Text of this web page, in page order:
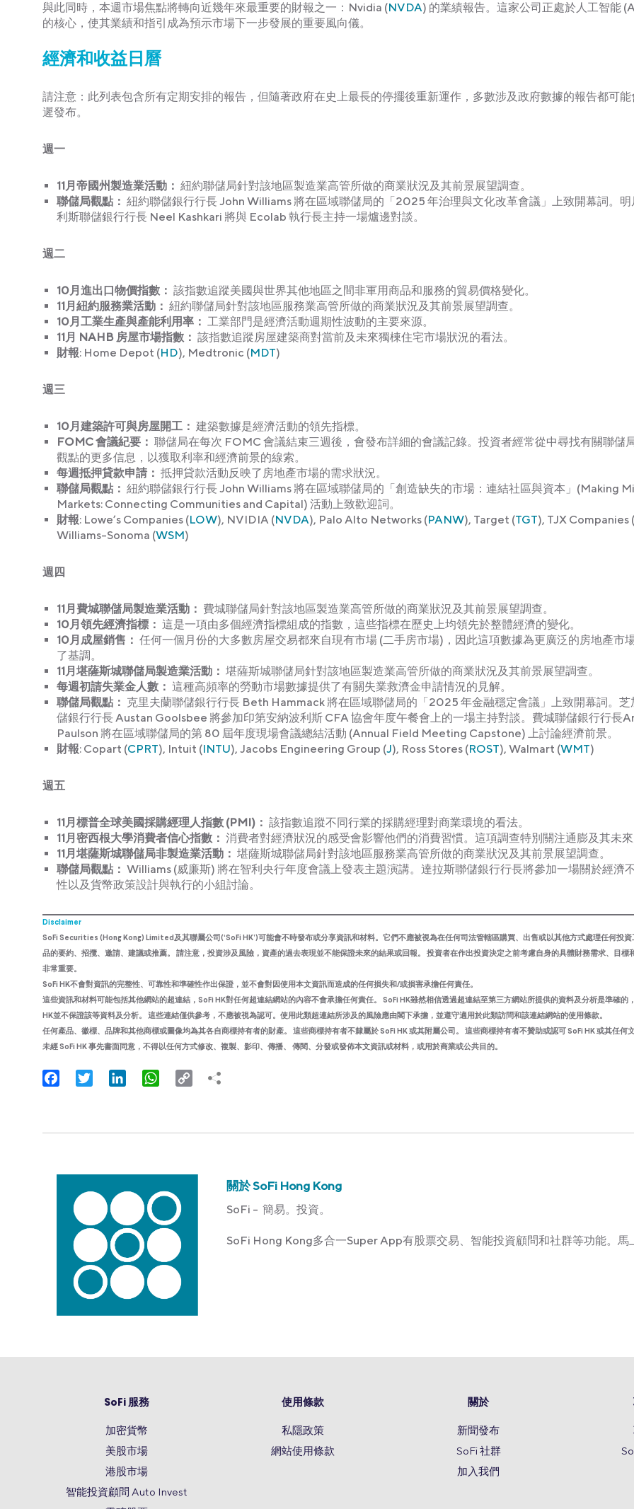
與此同時，本週市場焦點將轉向近幾年來最重要的財報之一：Nvidia (NVDA) 的業績報告。這家公司正處於人工智能
的核心，使其業績和指引成為預示市場下一步發展的重要風向儀。
經濟和收益日曆
請注意：此列表包含所有定期安排的報告，但隨著政府在史上最長的停擺後重新運作，多數涉及政府數據的報告都可能
遲發布。
週一
11月帝國州製造業活動： 紐約聯儲局針對該地區製造業高管所做的商業狀況及其前景展望調查。
聯儲局觀點 ： 紐約聯儲銀行行長 John Williams 將在區域聯儲局的「2025 年治理與文化改革會議」上致開幕詞。明
利斯聯儲銀行行長 Neel Kashkari 將與 Ecolab 執行長主持一場爐邊對談。
週二
10月進出口物價指數： 該指數追蹤美國與世界其他地區之間非軍用商品和服務的貿易價格變化。
11月紐約服務業活動： 紐約聯儲局針對該地區服務業高管所做的商業狀況及其前景展望調查。
10月工業生產與產能利用率： 工業部門是經濟活動週期性波動的主要來源。
11月 NAHB 房屋市場指數： 該指數追蹤房屋建築商對當前及未來獨棟住宅市場狀況的看法。
財報: Home Depot (HD), Medtronic (MDT)
週三
10月建築許可與房屋開工： 建築數據是經濟活動的領先指標。
FOMC 會議紀要： 聯儲局在每次 FOMC 會議結束三週後，會發布詳細的會議記錄。投資者經常從中尋找有關聯儲
觀點的更多信息，以獲取利率和經濟前景的線索。
每週抵押貸款申請： 抵押貸款活動反映了房地產市場的需求狀況。
聯儲局觀點 ： 紐約聯儲銀行行長 John Williams 將在區域聯儲局的「創造缺失的市場：連結社區與資本」(Making
Markets: Connecting Communities and Capital) 活動上致歡迎詞。
財報: Lowe’s Companies (LOW), NVIDIA (NVDA), Palo Alto Networks (PANW), Target (TGT), TJX Companies (
Williams-Sonoma (WSM)
週四
11月費城聯儲局製造業活動： 費城聯儲局針對該地區製造業高管所做的商業狀況及其前景展望調查。
10月領先經濟指標： 這是一項由多個經濟指標組成的指數，這些指標在歷史上均領先於整體經濟的變化。
10月成屋銷售： 任何一個月份的大多數房屋交易都來自現有市場 (二手房市場)，因此這項數據為更廣泛的房地產市
了基調。
11月堪薩斯城聯儲局製造業活動： 堪薩斯城聯儲局針對該地區製造業高管所做的商業狀況及其前景展望調查。
每週初請失業金人數： 這種高頻率的勞動市場數據提供了有關失業救濟金申請情況的見解。
聯儲局觀點 ： 克里夫蘭聯儲銀行行長 Beth Hammack 將在區域聯儲局的「2025 年金融穩定會議」上致開幕詞。芝
儲銀行行長 Austan Goolsbee 將參加印第安納波利斯 CFA 協會年度午餐會上的一場主持對談。費城聯儲銀行行長
Paulson 將在區域聯儲局的第 80 屆年度現場會議總結活動 (Annual Field Meeting Capstone) 上討論經濟前景。
財報: Copart (CPRT), Intuit (INTU), Jacobs Engineering Group (J), Ross Stores (ROST), Walmart (WMT)
週五
11月標普全球美國採購經理人指數 (PMI)： 該指數追蹤不同行業的採購經理對商業環境的看法。
11月密西根大學消費者信心指數 ： 消費者對經濟狀況的感受會影響他們的消費習慣。這項調查特別關注通膨及其未來
11月堪薩斯城聯儲局非製造業活動： 堪薩斯城聯儲局針對該地區服務業高管所做的商業狀況及其前景展望調查。
聯儲局觀點 ： Williams (威廉斯) 將在智利央行年度會議上發表主題演講。達拉斯聯儲銀行行長將參加一場關於經濟
性以及貨幣政策設計與執行的小組討論。
Disclaimer
SoFi Securities (Hong Kong) Limited及其聯屬公司(‘SoFi HK’)可能會不時發布或分享資訊和材料。它們不應被視為在任何司法管轄區購買、出售或以其他方式處理任何投資
品的要約、招攬、邀請、建議或推薦。 請注意，投資涉及風險，資產的過去表現並不能保證未來的結果或回報。 投資者在作出投資決定之前考慮自身的具體財務需求、目標
非常重要。
SoFi HK不會對資訊的完整性、可靠性和準確性作出保證，並不會對因使用本文資訊而造成的任何損失和/或損害承擔任何責任。
這些資訊和材料可能包括其他網站的超連結，SoFi HK對任何超連結網站的內容不會承擔任何責任。 SoFi HK雖然相信透過超連結至第三方網站所提供的資料及分析是準確的
HK並不保證該等資料及分析。 這些連結僅供參考，不應被視為認可。使用此類超連結所涉及的風險應由閣下承擔，並遵守適用於此類訪問和該連結網站的使用條款。
任何產品、徽標、品牌和其他商標或圖像均為其各自商標持有者的財產。 這些商標持有者不隸屬於 SoFi HK 或其附屬公司。 這些商標持有者不贊助或認可 SoFi HK 或其任何文
未經 SoFi HK 事先書面同意，不得以任何方式修改、複製、影印、傳播、 傳閱、分發或發佈本文資訊或材料，或用於商業或公共目的。
FacebookTwitter LinkedInWhatsApp
Copy
關於 SoFi Hong Kong
SoFi – 簡易。投資。
SoFi Hong Kong多合一Super App有股票交易、智能投資顧問和社群等功能。
SoFi 服務
加密貨幣
美股市場
港股市場
智能投資顧問 Auto Invest
使用條款
私隱政策
網站使用條款
關於
新聞發布
SoFi 社群
加入我們